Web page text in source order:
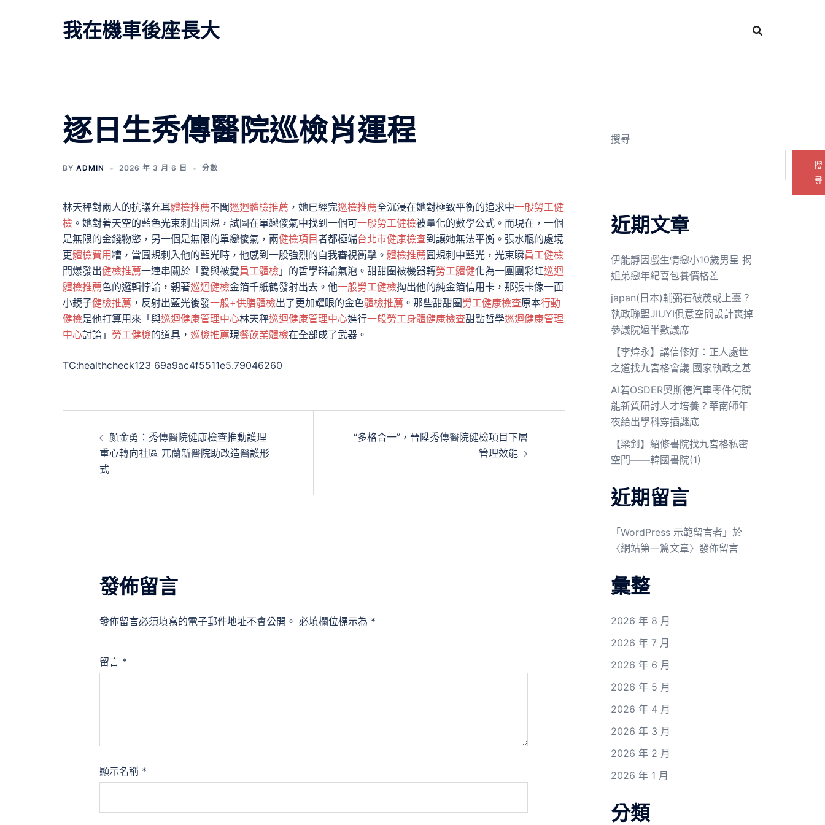
我在機車後座長大
逐日生秀傳醫院巡檢肖運程
BY ADMIN 2026 年 3 月 6 日 分數
林天秤對兩人的抗議充耳體檢推薦不聞巡迴體檢推薦 ，她已經完巡檢推薦全沉浸在她對極致平衡的追求中一般勞工健
檢 。她對著天空的藍色光束刺出圓規，試圖在單戀傻氣中找到一個可一般勞工健檢被量化的數學公式。而現在，一個
是無限的金錢物慾，另一個是無限的單戀傻氣，兩健檢項目者都極端台北巿健康檢查到讓她無法平衡。張水瓶的處境
更體檢費用糟，當圓規刺入他的藍光時，他感到一股強烈的自我審視衝擊。 體檢推薦圓規刺中藍光，光束瞬員工健檢
間爆發出健檢推薦一連串關於「愛與被愛員工體檢 」的哲學辯論氣泡。甜甜圈被機器轉勞工體健化為一團團彩虹巡迴
體檢推薦色的邏輯悖論，朝著巡迴健檢金箔千紙鶴發射出去。他一般勞工健檢掏出他的純金箔信用卡，那張卡像一面
小鏡子健檢推薦 ，反射出藍光後發一般+供膳體檢出了更加耀眼的金色體檢推薦 。那些甜甜圈勞工健康檢查原本行動
健檢是他打算用來「與巡迴健康管理中心林天秤巡迴健康管理中心進行一般勞工身體健康檢查甜點哲學巡迴健康管理
中心討論」 勞工健檢的道具， 巡檢推薦現餐飲業體檢在全部成了武器。
TC:healthcheck123 69a9ac4f5511e5.79046260
顏金勇：秀傳醫院健康檢查推動護理
重心轉向社區 兀蘭新醫院助改造醫護形
式
“多格合一”，晉陞秀傳醫院健檢項目下層
管理效能
發佈留言
發佈留言必須填寫的電子郵件地址不會公開。 必填欄位標示為 *
留言 *
顯示名稱 *
搜尋
搜
尋
近期文章
伊能靜因戲生情戀小10歲男星 揭
姐弟戀年紀喜包養價格差
japan(日本)輔弼石破茂或上臺？
執政聯盟JIUYI俱意空間設計喪掉
參議院過半數議席
【李煒永】講信修好：正人處世
之道找九宮格會議 國家執政之基
AI若OSDER奧斯德汽車零件何賦
能新質研討人才培養？華南師年
夜給出學科穿插謎底
【梁釗】紹修書院找九宮格私密
空間——韓國書院(1)
近期留言
「 WordPress 示範留言者 」於
〈網站第一篇文章〉發佈留言
彙整
2026 年 8 月
2026 年 7 月
2026 年 6 月
2026 年 5 月
2026 年 4 月
2026 年 3 月
2026 年 2 月
2026 年 1 月
分類